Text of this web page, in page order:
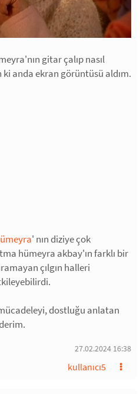
gitar çalıp nasıl
ki anda ekran görüntüsü aldım.
' nın diziye çok
hümeyra akbay'ın farklı bir
çılgın halleri
dostluğu anlatan
27.02.2024 16:38
kullanıcı5